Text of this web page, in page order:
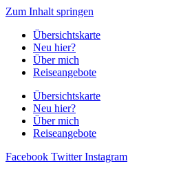
Zum Inhalt springen
Übersichtskarte
Neu hier?
Über mich
Reiseangebote
Übersichtskarte
Neu hier?
Über mich
Reiseangebote
Facebook Twitter Instagram